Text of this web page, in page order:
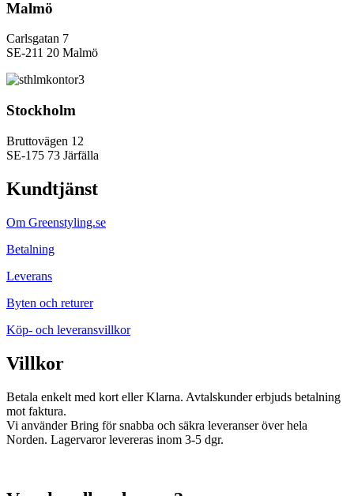
Malmö
Carlsgatan 7
SE-211 20 Malmö
Stockholm
Bruttovägen 12
SE-175 73 Järfälla
Kundtjänst
Om Greenstyling.se
Betalning
Leverans
Byten och returer
Köp- och leveransvillkor
Villkor
Betala enkelt med kort eller Klarna. Avtalskunder erbjuds betalning
mot faktura.
Vi använder Bring för snabba och säkra leveranser över hela
Norden. Lagervaror levereras inom 3-5 dgr.